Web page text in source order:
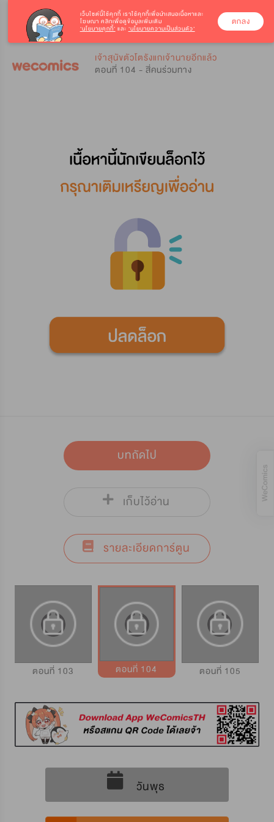
เจ้าสุนัขตัวโตรังแกเจ้านายอีกแล้ว
ตอนที่ 104 - สี่คนร่วมทาง
บทถัดไป
เก็บไว้อ่าน
รายละเอียดการ์ตูน
ตอนที่ 103 ตอนที่ 104 ตอนที่ 105
วันพุธ
เว็บไซต์นี้ใช้คุกกี้ เราใช้คุกกี้เพื่อนำเสนอเนื้อหาและ
โฆษณา คลิกเพื่อดูข้อมูลเพิ่มเติม
‘นโยบายคุกกี้’ และ ‘นโยบายความเป็นส่วนตัว’
ตกลง